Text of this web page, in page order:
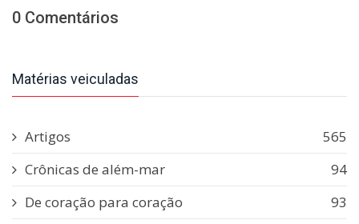
0 Comentários
Matérias veiculadas
Artigos
565
Crônicas de além-mar
94
De coração para coração
93